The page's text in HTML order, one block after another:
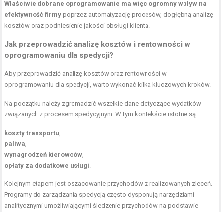
Właściwie dobrane oprogramowanie ma więc ogromny wpływ na
efektywność firmy poprzez automatyzację procesów, dogłębną analizę
kosztów oraz podniesienie jakości obsługi klienta.
Jak przeprowadzić analizę kosztów i rentowności w
oprogramowaniu dla spedycji?
Aby przeprowadzić analizę kosztów oraz rentowności w
oprogramowaniu dla spedycji, warto wykonać kilka kluczowych kroków.
Na początku należy zgromadzić wszelkie dane dotyczące wydatków
związanych z procesem spedycyjnym. W tym kontekście istotne są:
koszty transportu,
paliwa,
wynagrodzeń kierowców,
opłaty za dodatkowe usługi.
Kolejnym etapem jest oszacowanie przychodów z realizowanych zleceń.
Programy do zarządzania spedycją często dysponują narzędziami
analitycznymi umożliwiającymi śledzenie przychodów na podstawie